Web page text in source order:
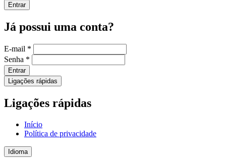
Entrar
Já possui uma conta?
E-mail *
Senha *
Entrar
Ligações rápidas
Ligações rápidas
Início
Política de privacidade
Idioma